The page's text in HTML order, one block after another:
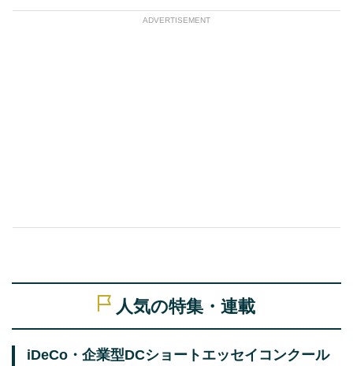
ADVERTISEMENT
人気の特集・連載
iDeCo・企業型DCショートエッセイコンクール